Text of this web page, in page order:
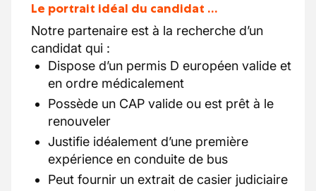
Le portrait idéal du candidat …
Notre partenaire est à la recherche d’un
candidat qui :
Dispose d’un permis D européen valide et
en ordre médicalement
Possède un CAP valide ou est prêt à le
renouveler
Justifie idéalement d’une première
expérience en conduite de bus
Peut fournir un extrait de casier judiciaire